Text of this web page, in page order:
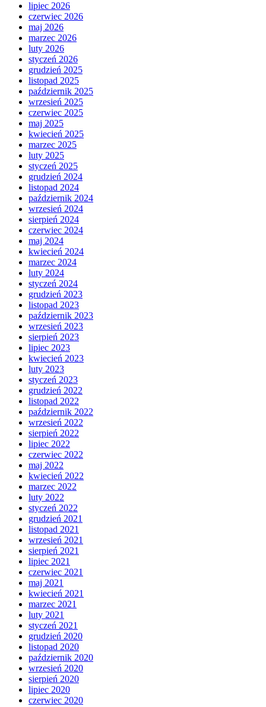
lipiec 2026
czerwiec 2026
maj 2026
marzec 2026
luty 2026
styczeń 2026
grudzień 2025
listopad 2025
październik 2025
wrzesień 2025
czerwiec 2025
maj 2025
kwiecień 2025
marzec 2025
luty 2025
styczeń 2025
grudzień 2024
listopad 2024
październik 2024
wrzesień 2024
sierpień 2024
czerwiec 2024
maj 2024
kwiecień 2024
marzec 2024
luty 2024
styczeń 2024
grudzień 2023
listopad 2023
październik 2023
wrzesień 2023
sierpień 2023
lipiec 2023
kwiecień 2023
luty 2023
styczeń 2023
grudzień 2022
listopad 2022
październik 2022
wrzesień 2022
sierpień 2022
lipiec 2022
czerwiec 2022
maj 2022
kwiecień 2022
marzec 2022
luty 2022
styczeń 2022
grudzień 2021
listopad 2021
wrzesień 2021
sierpień 2021
lipiec 2021
czerwiec 2021
maj 2021
kwiecień 2021
marzec 2021
luty 2021
styczeń 2021
grudzień 2020
listopad 2020
październik 2020
wrzesień 2020
sierpień 2020
lipiec 2020
czerwiec 2020